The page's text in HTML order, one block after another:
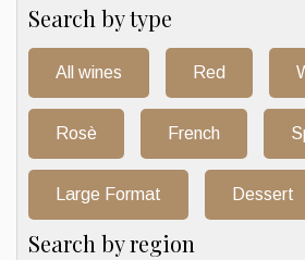
Search by type
All wines Red
Rosè French
Large Format Dessert
Search by region